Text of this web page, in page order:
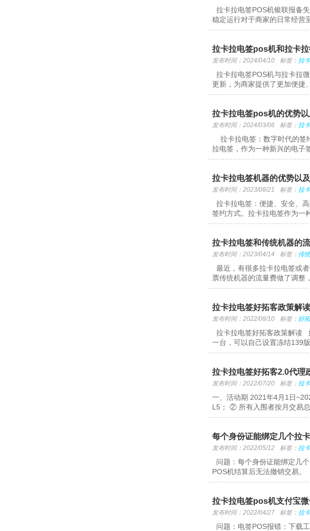
拉卡拉电签POS机银联报备
稳定运行对于商家的日常经营
拉卡拉电签pos机和拉卡
发布时间：2024/04/10 标签： 拉
拉卡拉电签POS机与拉卡拉
更新，为商家提供了更加便捷
拉卡拉电签pos机的优势
发布时间：2024/03/06 标签： 拉
拉卡拉电签：数字时代的签
拉电签，作为一种新兴的电子
拉卡拉电签机器的优势以
发布时间：2023/08/21 标签： 拉
拉卡拉电签：便捷、安全、
签约方式。拉卡拉电签作为一
拉卡拉电签和传统机器的
发布时间：2023/04/14 标签： 传
最近，有很多拉卡拉电签或
票传统机器的流量费做了调整
拉卡拉电签好拓客政策解读
发布时间：2022/08/10 标签： 好
拉卡拉电签好拓客政策解读
一台，可以自己设置冻结139
拉卡拉电签好拓客2.0代理
发布时间：2022/07/20 标签： 拉
一、活动期 2021年4月1日
L5； ② 所有入围者按月交易
每个身份证能绑定几个拉
发布时间：2022/05/12 标签： 拉
问题：每个身份证能绑定几
POS机结算后无法撤销交易。
拉卡拉电签pos机支付宝
发布时间：2022/04/27 标签： 拉
问题：电签POS报错：下载